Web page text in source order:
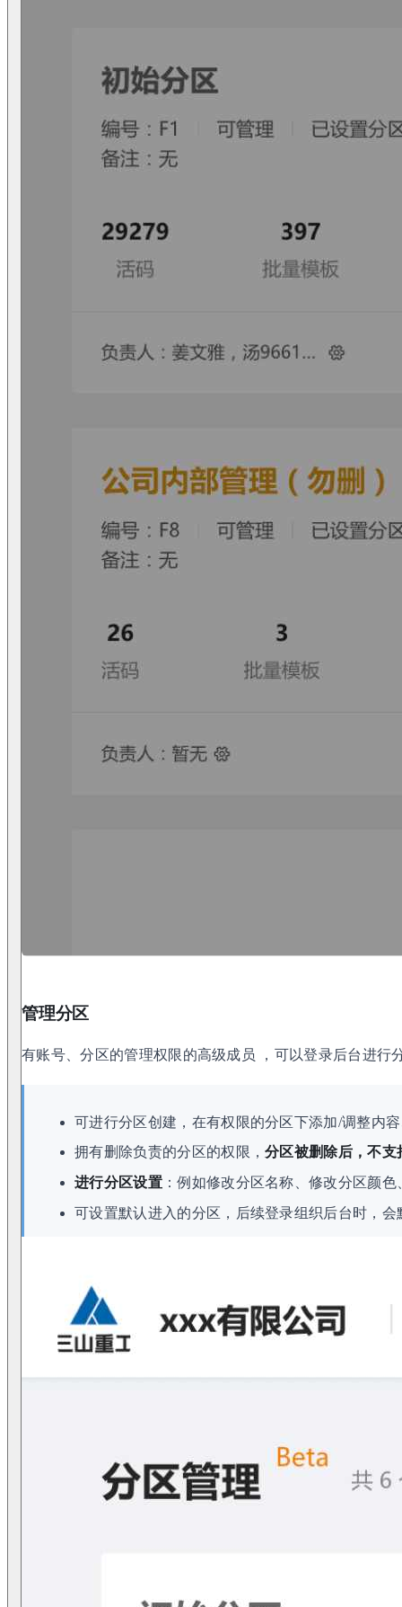
管理分区
有账号、分区的管理权限的高级成员 ，可以登录后台进行
可进行分区创建，在有权限的分区下添加/调整内
拥有删除负责的分区的权限，分区被删除后，不
进行分区设置：例如修改分区名称、修改分区颜色
可设置默认进入的分区，后续登录组织后台时，会